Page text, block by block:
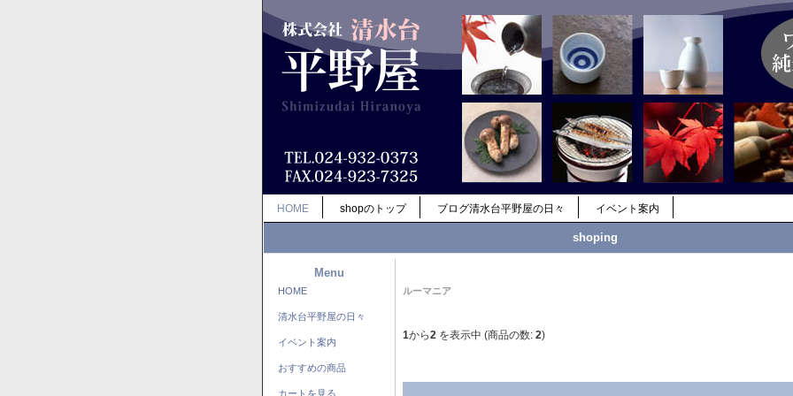
HOME shopのトップ ブログ清水台平野屋の日々 イベント案内
shoping
Menu
HOME
清水台平野屋の日々
イベント案内
おすすめの商品
カートを見る
ルーマニア
1から2 を表示中 (商品の数: 2)